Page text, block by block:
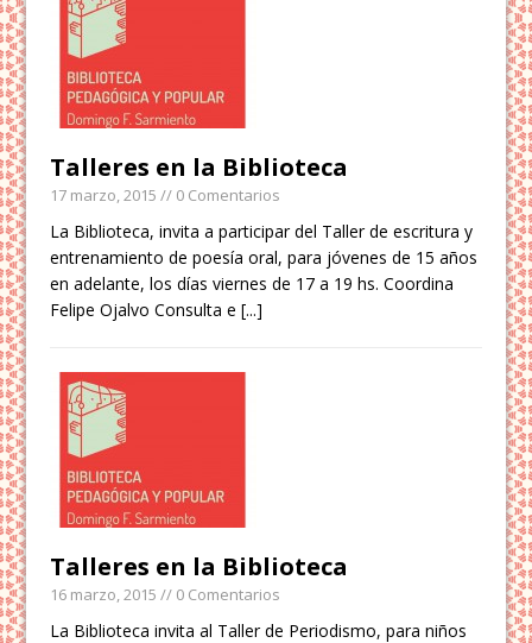
Talleres en la Biblioteca
17 marzo, 2015 // 0 Comentarios
La Biblioteca, invita a participar del Taller de escritura y
entrenamiento de poesía oral, para jóvenes de 15 años
en adelante, los días viernes de 17 a 19 hs. Coordina
Felipe Ojalvo Consulta e[...]
Talleres en la Biblioteca
16 marzo, 2015 // 0 Comentarios
La Biblioteca invita al Taller de Periodismo, para niños